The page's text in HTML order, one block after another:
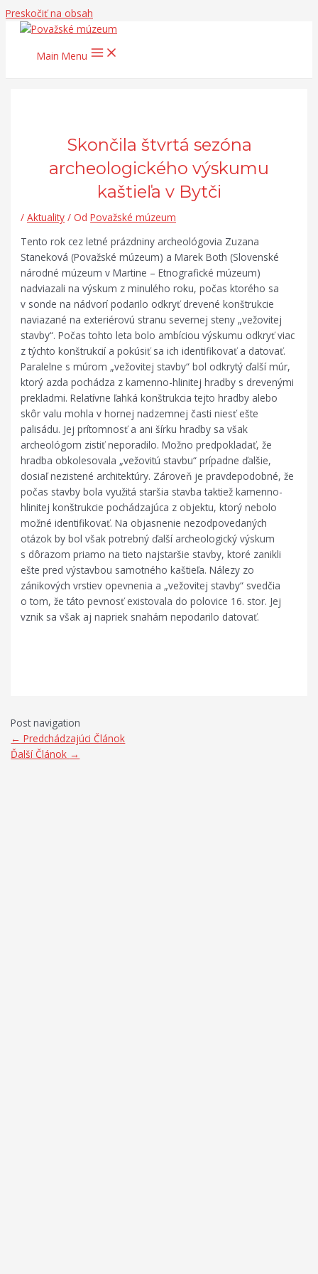
Preskočiť na obsah
Main Menu
Skončila štvrtá sezóna
archeologického výskumu
kaštieľa v Bytči
/Aktuality / Od Považské múzeum
Tento rok cez letné prázdniny archeológovia Zuzana
Staneková (Považské múzeum) a Marek Both (Slovenské
národné múzeum v Martine – Etnografické múzeum)
nadviazali na výskum z minulého roku, počas ktorého sa
v sonde na nádvorí podarilo odkryť drevené konštrukcie
naviazané na exteriérovú stranu severnej steny „vežovitej
stavby“. Počas tohto leta bolo ambíciou výskumu odkryť viac
z týchto konštrukcií a pokúsiť sa ich identifikovať a datovať.
Paralelne s múrom „vežovitej stavby“ bol odkrytý ďalší múr,
ktorý azda pochádza z kamenno-hlinitej hradby s drevenými
prekladmi. Relatívne ľahká konštrukcia tejto hradby alebo
skôr valu mohla v hornej nadzemnej časti niesť ešte
palisádu. Jej prítomnosť a ani šírku hradby sa však
archeológom zistiť neporadilo. Možno predpokladať, že
hradba obkolesovala „vežovitú stavbu“ prípadne ďalšie,
dosiaľ nezistené architektúry. Zároveň je pravdepodobné, že
počas stavby bola využitá staršia stavba taktiež kamenno-
hlinitej konštrukcie pochádzajúca z objektu, ktorý nebolo
možné identifikovať. Na objasnenie nezodpovedaných
otázok by bol však potrebný ďalší archeologický výskum
s dôrazom priamo na tieto najstaršie stavby, ktoré zanikli
ešte pred výstavbou samotného kaštieľa. Nálezy zo
zánikových vrstiev opevnenia a „vežovitej stavby“ svedčia
o tom, že táto pevnosť existovala do polovice 16. stor. Jej
vznik sa však aj napriek snahám nepodarilo datovať.
Post navigation
← Predchádzajúci Článok
Ďalší Článok →